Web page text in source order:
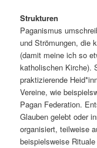
Strukturen
Paganismus
und Strömungen, die
(damit meine ich so
katholischen Kirche).
praktizierende
Vereine, wie
Pagan Federation.
Glauben gelebt oder
organisiert, teilweise
beispielsweise